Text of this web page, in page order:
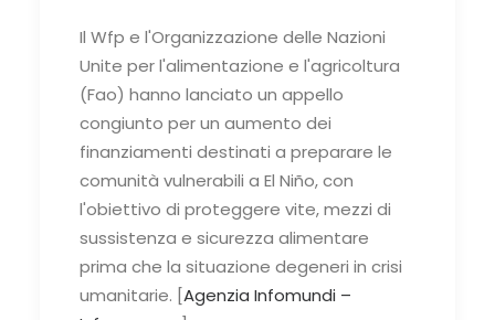
Il Wfp e l'Organizzazione delle Nazioni
Unite per l'alimentazione e l'agricoltura
(Fao) hanno lanciato un appello
congiunto per un aumento dei
finanziamenti destinati a preparare le
comunità vulnerabili a El Niño, con
l'obiettivo di proteggere vite, mezzi di
sussistenza e sicurezza alimentare
prima che la situazione degeneri in crisi
umanitarie. [Agenzia Infomundi –